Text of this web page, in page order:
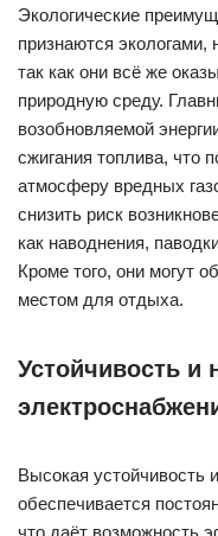
Экологические
признаются экологами,
так как они всё же
природную среду.
возобновляемой
сжигания топлива, что
атмосферу вредных
снизить риск
как наводнения,
Кроме того, они могут
местом для отдыха.
Устойчивость и
Высокая устойчивость
обеспечивается
что даёт возможность